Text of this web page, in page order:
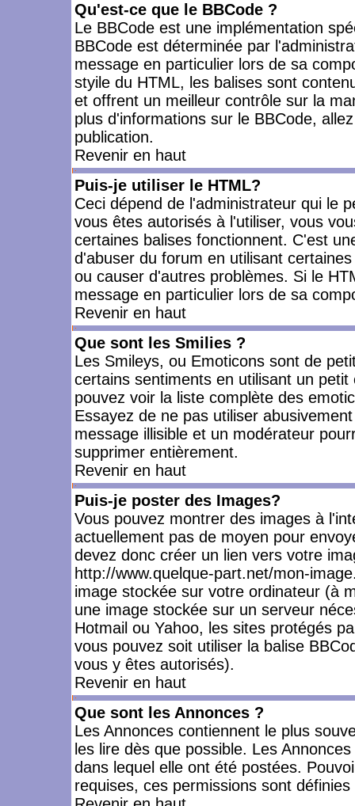
Qu'est-ce que le BBCode ?
Le BBCode est une implémentation
BBCode est déterminée par
message en particulier lors de sa
styile du HTML, les balises sont
et offrent un meilleur contrôle sur la
plus d'informations sur le BBCode,
publication.
Revenir en haut
Puis-je utiliser le HTML?
Ceci dépend de l'administrateur qui le
vous êtes autorisés à l'utiliser, vous
certaines balises fonctionnent. C'est
d'abuser du forum en utilisant
ou causer d'autres problèmes. Si le
message en particulier lors de sa
Revenir en haut
Que sont les Smilies ?
Les Smileys, ou Emoticons sont de
certains sentiments en utilisant un
pouvez voir la liste complète des
Essayez de ne pas utiliser
message illisible et un modérateur
supprimer entièrement.
Revenir en haut
Puis-je poster des Images?
Vous pouvez montrer des images à
actuellement pas de moyen pour
devez donc créer un lien vers votre
http://www.quelque-part.net/mon-
image stockée sur votre ordinateur (à
une image stockée sur un serveur
Hotmail ou Yahoo, les sites protégés
vous pouvez soit utiliser la balise
vous y êtes autorisés).
Revenir en haut
Que sont les Annonces ?
Les Annonces contiennent le plus
les lire dès que possible. Les
dans lequel elle ont été postées.
requises, ces permissions sont